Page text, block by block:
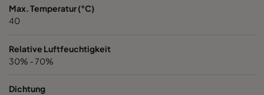
Max. Temperatur (°C)
40
Relative Luftfeuchtigkeit
30% - 70%
Dichtung